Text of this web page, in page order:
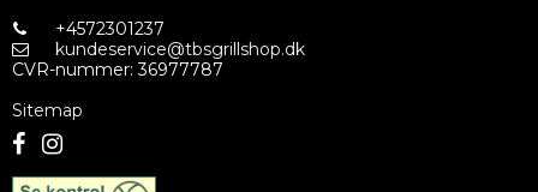
+4572301237
kundeservice@tbsgrillshop.dk
CVR-nummer: 36977787
Sitemap